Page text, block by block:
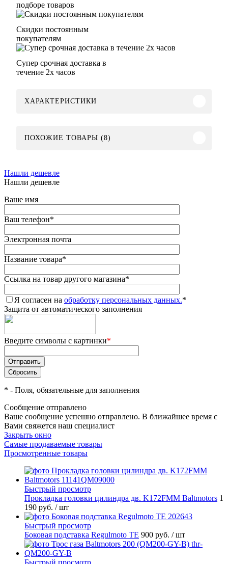
подборе товаров
Скидки постоянным
покупателям
Супер срочная доставка в
течение 2х часов
ХАРАКТЕРИСТИКИ
ПОХОЖИЕ ТОВАРЫ (8)
Нашли дешевле
Нашли дешевле
Ваше имя
Ваш телефон*
Электронная почта
Название товара*
Ссылка на товар другого магазина*
Я согласен на обработку персональных данных.*
Защита от автоматического заполнения
Введите символы с картинки*
* - Поля, обязательные для заполнения
Сообщение отправлено
Ваше сообщение успешно отправлено. В ближайшее время с
Вами свяжется наш специалист
Закрыть окно
Самые продаваемые товары
Просмотренные товары
Быстрый просмотр
Прокладка головки цилиндра дв. K172FMM Baltmotors 1
190 руб. / шт
Быстрый просмотр
Боковая подставка Regulmoto TE 900 руб. / шт